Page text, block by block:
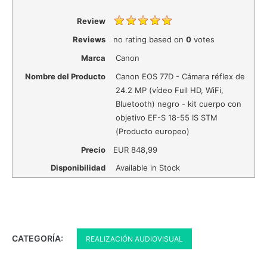
Review
Reviews
no rating based on 0votes
Marca
Canon
Nombre del Producto
Canon EOS 77D - Cámara réflex de
24.2 MP (vídeo Full HD, WiFi,
Bluetooth) negro - kit cuerpo con
objetivo EF-S 18-55 IS STM
(Producto europeo)
Precio
EUR848,99
Disponibilidad
Available in Stock
CATEGORÍA: REALIZACIÓN AUDIOVISUAL